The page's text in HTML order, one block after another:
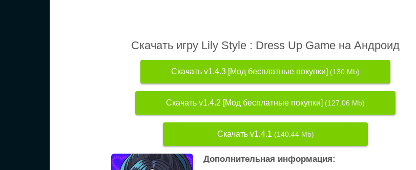
Скачать игру Lily Style : Dress Up Game на Андроид
Скачать v1.4.3 [Мод бесплатные покупки] (130 Mb)
Скачать v1.4.2 [Мод бесплатные покупки] (127.06 Mb)
Скачать v1.4.1 (140.44 Mb)
Дополнительная информация: